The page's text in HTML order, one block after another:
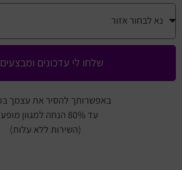
שלחו לי עדכונים ומבצעים
באפשרותך להסיר את עצמך
עד 80% הנחה למגוון מופעים
(השירות ללא עלות)